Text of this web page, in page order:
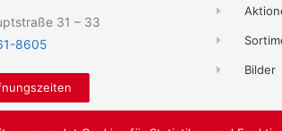
31 – 33
8605
Bilder